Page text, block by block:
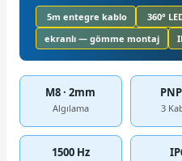
5m entegre kablo
360°
ekranlı — gömme montaj
M8 · 2mm
Algılama 3
1500 Hz